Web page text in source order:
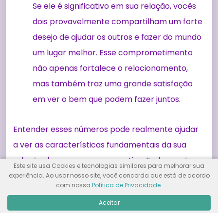
Se ele é significativo em sua relação, vocês
dois provavelmente compartilham um forte
desejo de ajudar os outros e fazer do mundo
um lugar melhor. Esse comprometimento
não apenas fortalece o relacionamento,
mas também traz uma grande satisfação
em ver o bem que podem fazer juntos.
Entender esses números pode realmente ajudar
a ver as características fundamentais da sua
relação de uma nova perspectiva. Embora não
determinem tudo, eles oferecem pistas valiosas
Usar a numerologia dessa forma pode
Este site usa Cookies e tecnologias similares para melhorar sua
experiência. Ao usar nosso site, você concorda que está de acordo
com nossa Política de Privacidade.
Aceitar